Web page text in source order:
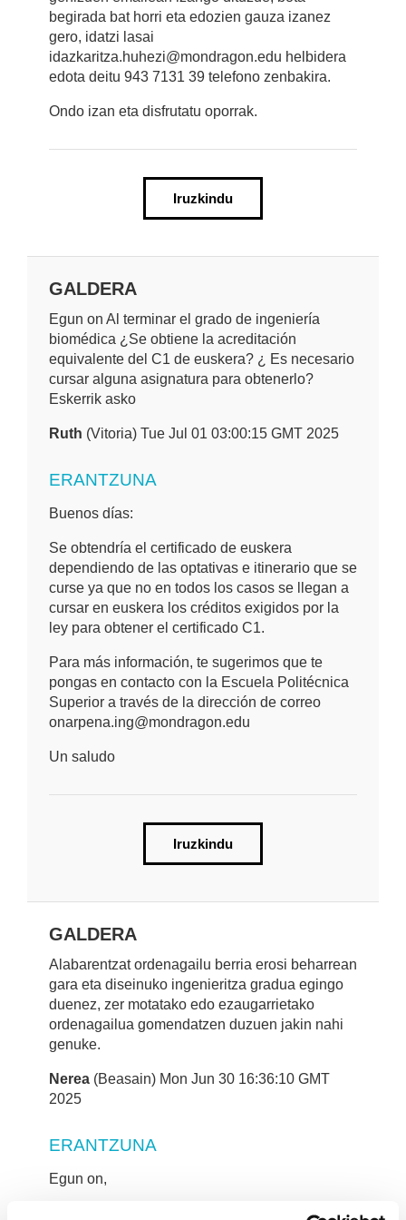
begirada bat horri eta edozien gauza izanez
gero, idatzi lasai
idazkaritza.huhezi@mondragon.edu helbidera
edota deitu 943 7131 39 telefono zenbakira.
Ondo izan eta disfrutatu oporrak.
Iruzkindu
GALDERA
Egun on Al terminar el grado de ingeniería
biomédica ¿Se obtiene la acreditación
equivalente del C1 de euskera? ¿ Es necesario
cursar alguna asignatura para obtenerlo?
Eskerrik asko
Ruth (Vitoria) Tue Jul 01 03:00:15 GMT 2025
ERANTZUNA
Buenos días:
Se obtendría el certificado de euskera
dependiendo de las optativas e itinerario que se
curse ya que no en todos los casos se llegan a
cursar en euskera los créditos exigidos por la
ley para obtener el certificado C1.
Para más información, te sugerimos que te
pongas en contacto con la Escuela Politécnica
Superior a través de la dirección de correo
onarpena.ing@mondragon.edu
Un saludo
Iruzkindu
GALDERA
Alabarentzat ordenagailu berria erosi beharrean
gara eta diseinuko ingenieritza gradua egingo
duenez, zer motatako edo ezaugarrietako
ordenagailua gomendatzen duzuen jakin nahi
genuke.
Nerea (Beasain) Mon Jun 30 16:36:10 GMT
2025
ERANTZUNA
Egun on,
Industria Diseinuko eta Produktu Garapeneko